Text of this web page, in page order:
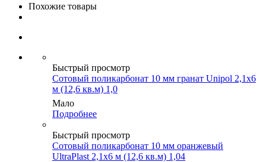
Похожие товары
Быстрый просмотр
Сотовый поликарбонат 10 мм гранат Unipol 2,1х6
м (12,6 кв.м) 1,0
Мало
Подробнее
Быстрый просмотр
Сотовый поликарбонат 10 мм оранжевый
UltraPlast 2,1х6 м (12,6 кв.м) 1,04